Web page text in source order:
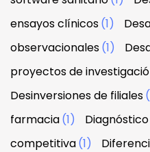
ensayos clínicos(1)
observacionales(1)
proyectos de
Desinversiones de filiales
farmacia(1)
competitiva(1)